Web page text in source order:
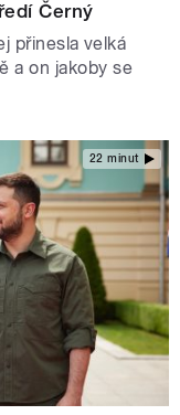
Černý
přinesla velká
a on jakoby se
22 minut